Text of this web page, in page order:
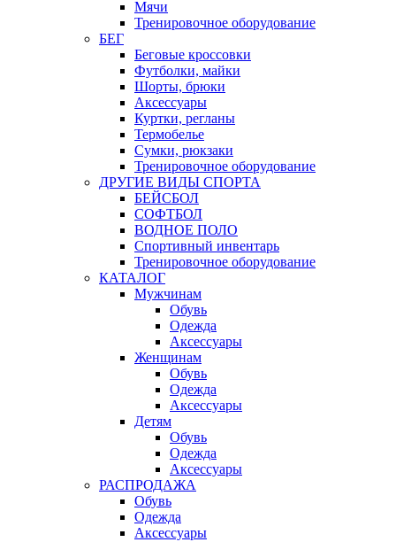
Мячи
Тренировочное оборудование
БЕГ
Беговые кроссовки
Футболки, майки
Шорты, брюки
Аксессуары
Куртки, регланы
Термобелье
Сумки, рюкзаки
Тренировочное оборудование
ДРУГИЕ ВИДЫ СПОРТА
БЕЙСБОЛ
СОФТБОЛ
ВОДНОЕ ПОЛО
Спортивный инвентарь
Тренировочное оборудование
КАТАЛОГ
Мужчинам
Обувь
Одежда
Аксессуары
Женщинам
Обувь
Одежда
Аксессуары
Детям
Обувь
Одежда
Аксессуары
РАСПРОДАЖА
Обувь
Одежда
Аксессуары